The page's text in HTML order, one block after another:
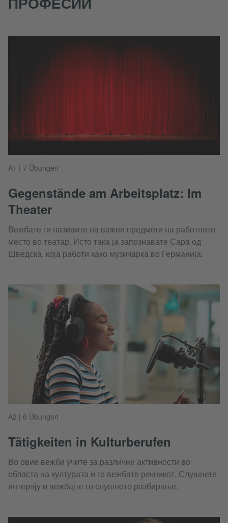
A1 | 7 Übungen
Gegenstände am Arbeitsplatz: Im
Theater
Вежбате ги називите на важни предмети на работното
место во театар. Исто така ја запознавате Сара од
Шведска, која работи како музичарка во Германија.
A2 | 6 Übungen
Tätigkeiten in Kulturberufen
Во овие вежби учите за различни активности во
областа на културата и го вежбате речникот. Слушнете
интервју и вежбајте го слушното разбирање.